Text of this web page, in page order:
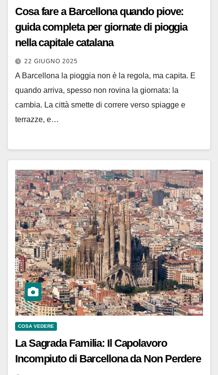
Cosa fare a Barcellona quando piove:
guida completa per giornate di pioggia
nella capitale catalana
22 GIUGNO 2025
A Barcellona la pioggia non è la regola, ma capita. E
quando arriva, spesso non rovina la giornata: la
cambia. La città smette di correre verso spiagge e
terrazze, e…
COSA VEDERE
La Sagrada Familia: Il Capolavoro
Incompiuto di Barcellona da Non Perdere